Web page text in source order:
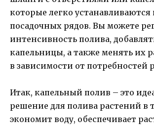
которые легко устанавливаются
посадочных рядов. Вы можете
интенсивность полива,
капельницы, а также менять их
в зависимости от потребностей
Итак, капельный полив – это
решение для полива растений в
экономит воду, обеспечивает